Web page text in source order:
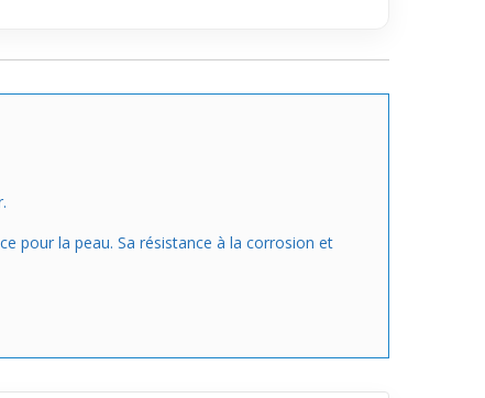
pour la peau. Sa résistance à la corrosion et